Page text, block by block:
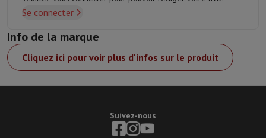
Se connecter
Info de la marque
Cliquez ici pour voir plus d'infos sur le produit
Suivez-nous